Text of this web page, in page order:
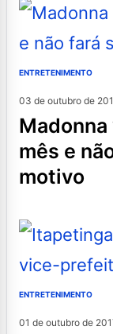
ENTRETENIMENTO
03 de outubro de
madonna vem para o brasil este
mês e
motivo
ENTRETENIMENTO
01 de outubro de